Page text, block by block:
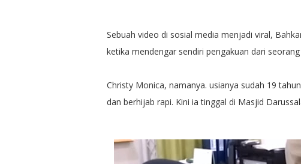
Sebuah video di sosial media menjadi viral,
ketika mendengar sendiri pengakuan dari
Christy Monica, namanya. usianya sudah 19
dan berhijab rapi. Kini ia tinggal di Masjid